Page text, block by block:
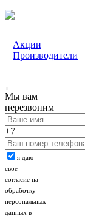
Акции
Производители
Мы вам
перезвоним
+7
я даю
свое
согласие на
обработку
персональных
данных в